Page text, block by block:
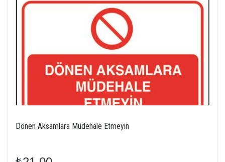
Dönen Aksamlara Müdehale Etmeyin